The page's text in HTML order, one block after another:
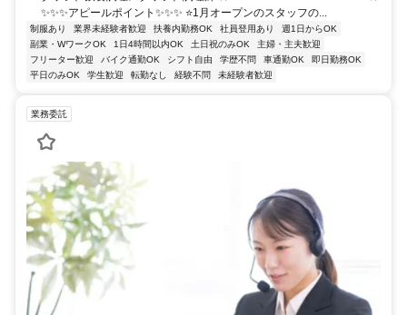
✨✨✨アピールポイント✨✨✨ ⭐1月オープンのスタッフの...
制服あり 業界未経験者歓迎 扶養内勤務OK 社員登用あり
週1日からOK
副業・WワークOK
1日4時間以内OK 土日祝のみOK
主婦・主夫歓迎
フリーター歓迎
バイク通勤OK シフト自由 学歴不問 車通勤OK
即日勤務OK
平日のみOK
学生歓迎 転勤なし 経験不問 未経験者歓迎
業務委託